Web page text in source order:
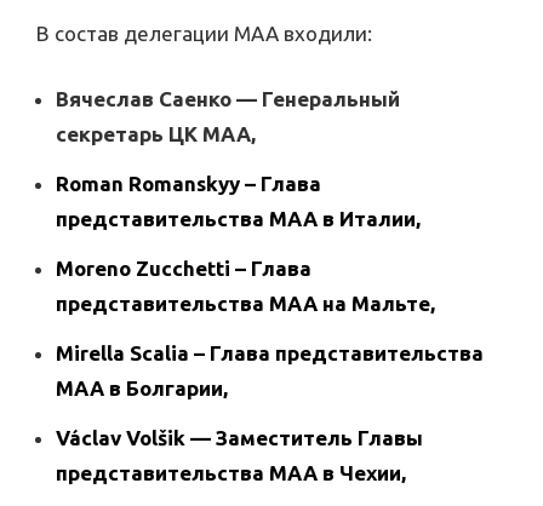
В состав делегации МАА входили:
Вячеслав Саенко — Генеральный
секретарь ЦК МАА,
Roman Romanskyy – Глава
представительства МАА в Италии,
Moreno Zucchetti – Глава
представительства МАА на Мальте,
Mirella Scalia – Глава представительства
МАА в Болгарии,
Václav Volšik — Заместитель Главы
представительства МАА в Чехии,